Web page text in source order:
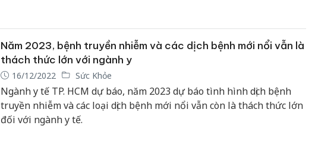
Năm 2023, bệnh truyền nhiễm và các dịch bệnh mới nổi vẫn là
thách thức lớn với ngành y
16/12/2022 Sức Khỏe
Ngành y tế TP. HCM dự báo, năm 2023 dự báo tình hình dịch bệnh
truyền nhiễm và các loại dịch bệnh mới nổi vẫn còn là thách thức lớn
đối với ngành y tế.